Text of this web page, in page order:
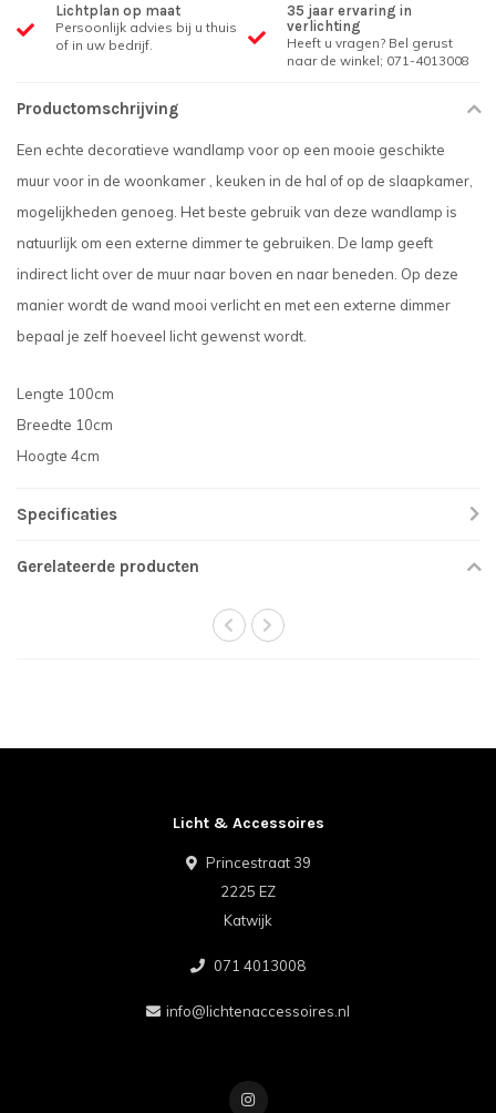
Lichtplan op maat
Persoonlijk advies bij u thuis
of in uw bedrijf.
35 jaar ervaring in
verlichting
Heeft u vragen? Bel gerust
naar de winkel; 071-4013008
Productomschrijving
Een echte decoratieve wandlamp voor op een mooie geschikte
muur voor in de woonkamer , keuken in de hal of op de slaapkamer,
mogelijkheden genoeg. Het beste gebruik van deze wandlamp is
natuurlijk om een externe dimmer te gebruiken. De lamp geeft
indirect licht over de muur naar boven en naar beneden. Op deze
manier wordt de wand mooi verlicht en met een externe dimmer
bepaal je zelf hoeveel licht gewenst wordt.
Lengte 100cm
Breedte 10cm
Hoogte 4cm
Specificaties
Gerelateerde producten
Licht & Accessoires
Princestraat 39
2225 EZ
Katwijk
071 4013008
info@lichtenaccessoires.nl